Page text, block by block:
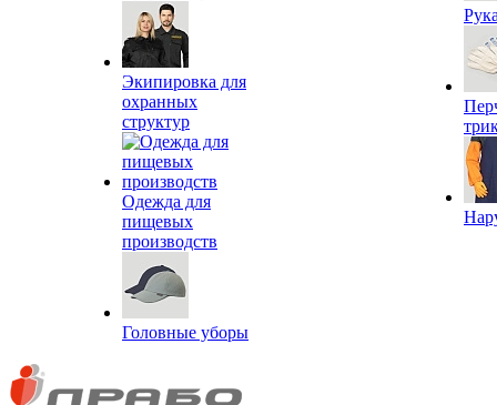
Экипировка для
охранных
структур
Одежда для
пищевых
производств
Головные уборы